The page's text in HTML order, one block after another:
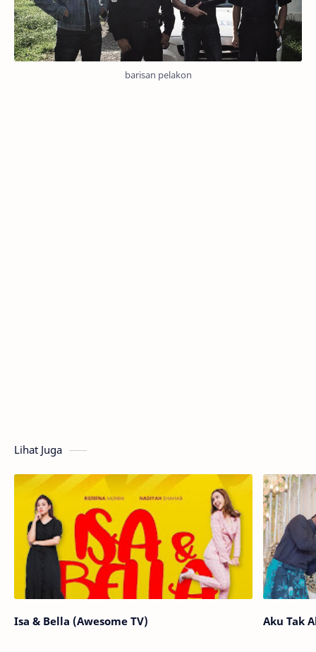
barisan pelakon
Lihat Juga
Isa & Bella (Awesome TV) Aku Tak